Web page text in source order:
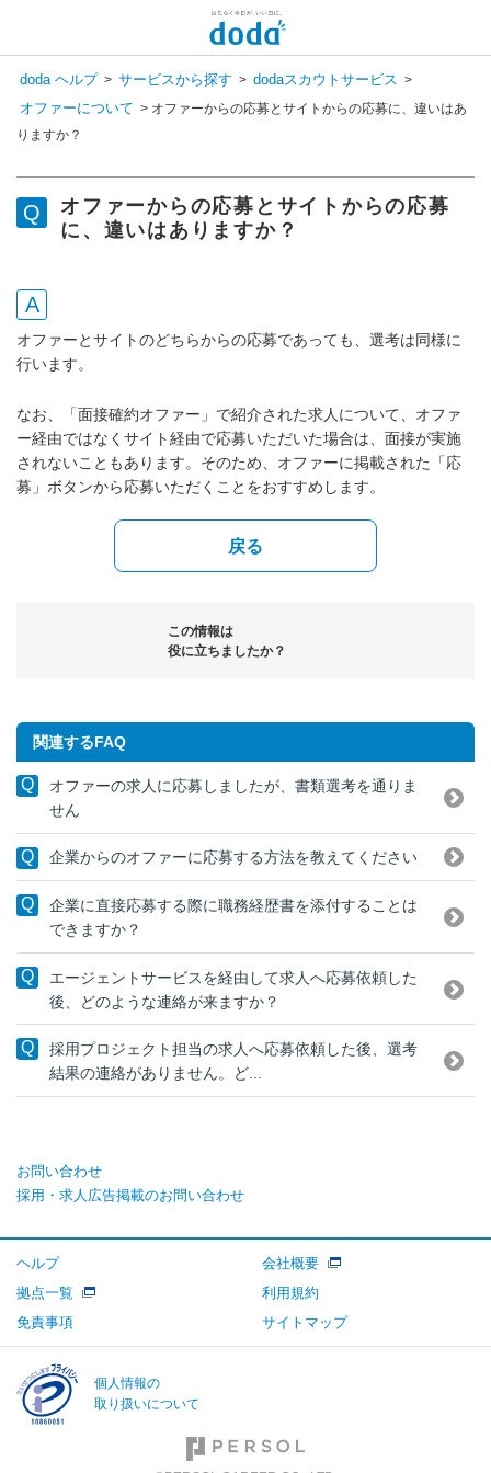
doda ヘルプ > サービスから探す > dodaスカウトサービス >
オファーについて > オファーからの応募とサイトからの応募に、違いはあ
りますか？
オファーからの応募とサイトからの応募
に、違いはありますか？
オファーとサイトのどちらからの応募であっても、選考は同様に
行います。
なお、「面接確約オファー」で紹介された求人について、オファ
ー経由ではなくサイト経由で応募いただいた場合は、面接が実施
されないこともあります。そのため、オファーに掲載された「応
募」ボタンから応募いただくことをおすすめします。
戻る
この情報は
役に立ちましたか？
関連するFAQ
オファーの求人に応募しましたが、書類選考を通りま
せん
企業からのオファーに応募する方法を教えてください
企業に直接応募する際に職務経歴書を添付することは
できますか？
エージェントサービスを経由して求人へ応募依頼した
後、どのような連絡が来ますか？
採用プロジェクト担当の求人へ応募依頼した後、選考
結果の連絡がありません。ど...
お問い合わせ
採用・求人広告掲載のお問い合わせ
ヘルプ
会社概要
拠点一覧
利用規約
免責事項
サイトマップ
個人情報の
取り扱いについて